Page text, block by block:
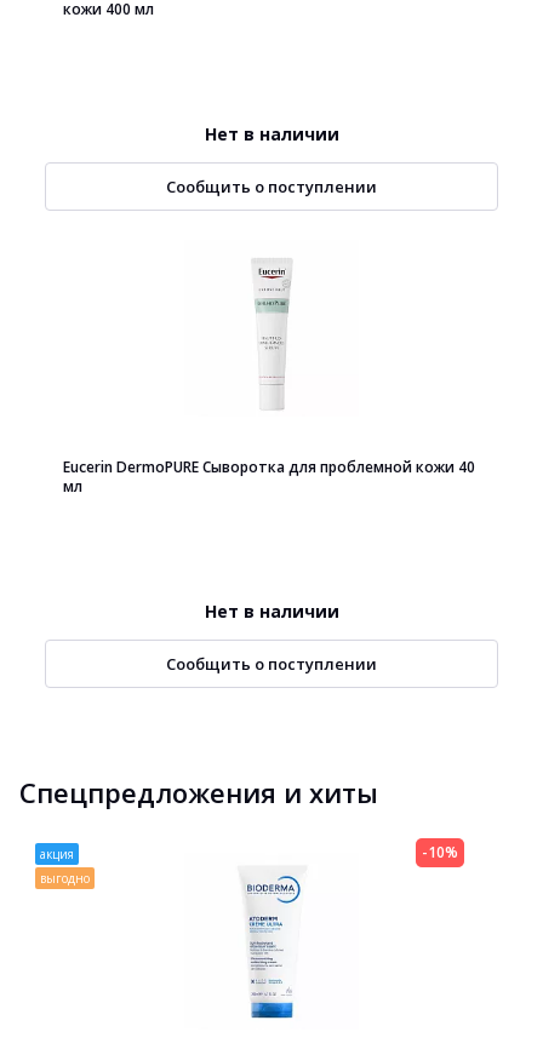
кожи 400 мл
Нет в наличии
Сообщить о поступлении
Eucerin DermoPURE Сыворотка для проблемной кожи 40
мл
Нет в наличии
Сообщить о поступлении
Спецпредложения и хиты
акция
выгодно
-10%